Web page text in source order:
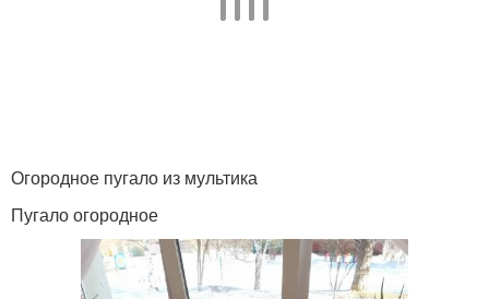
Огородное пугало из мультика
Пугало огородное